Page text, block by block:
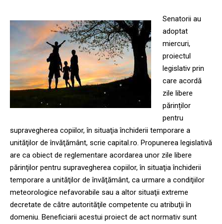
Senatorii au
adoptat
miercuri,
proiectul
legislativ prin
care acordă
zile libere
părinților
pentru
supravegherea copiilor, în situaţia închiderii temporare a
unităţilor de învăţământ, scrie capital.ro. Propunerea legislativă
are ca obiect de reglementare acordarea unor zile libere
părinţilor pentru supravegherea copiilor, în situaţia închiderii
temporare a unităţilor de învăţământ, ca urmare a condiţiilor
meteorologice nefavorabile sau a altor situaţii extreme
decretate de către autorităţile competente cu atribuţii în
domeniu. Beneficiarii acestui proiect de act normativ sunt